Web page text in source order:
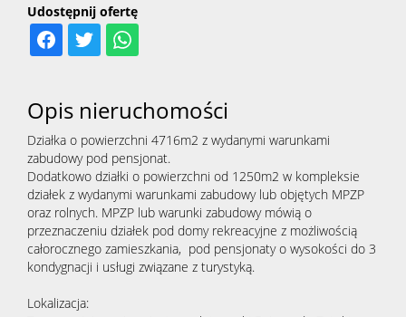
Udostępnij ofertę
Opis nieruchomości
Działka o powierzchni 4716m2 z wydanymi warunkami
zabudowy pod pensjonat.
Dodatkowo działki o powierzchni od 1250m2 w kompleksie
działek z wydanymi warunkami zabudowy lub objętych MPZP
oraz rolnych. MPZP lub warunki zabudowy mówią o
przeznaczeniu działek pod domy rekreacyjne z możliwością
całorocznego zamieszkania, pod pensjonaty o wysokości do 3
kondygnacji i usługi związane z turystyką.
Lokalizacja: